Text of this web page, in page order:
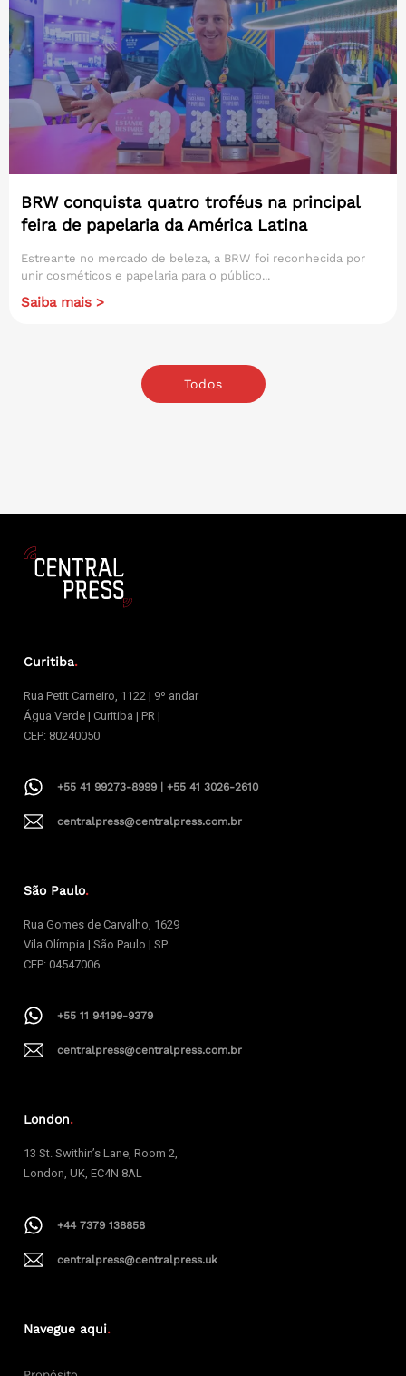
BRW conquista quatro troféus na principal
feira de papelaria da América Latina
Estreante no mercado de beleza, a BRW foi reconhecida por
unir cosméticos e papelaria para o público...
Saiba mais >
Todos
Curitiba.
Rua Petit Carneiro, 1122 | 9º andar
Água Verde | Curitiba | PR |
CEP: 80240050
+55 41 99273-8999 | +55 41 3026-2610
centralpress@centralpress.com.br
São Paulo.
Rua Gomes de Carvalho, 1629
Vila Olímpia | São Paulo | SP
CEP: 04547006
+55 11 94199-9379
centralpress@centralpress.com.br
London.
13 St. Swithin’s Lane, Room 2,
London, UK, EC4N 8AL
+44 7379 138858
centralpress@centralpress.uk
Navegue aqui.